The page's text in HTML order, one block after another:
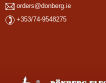
orders@donberg.ie
+353/74-9548275